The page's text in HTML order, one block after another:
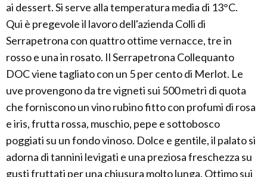
ai dessert. Si serve alla temperatura media di 13°C.
Qui è pregevole il lavoro dell'azienda Colli di
Serrapetrona con quattro ottime vernacce, tre in
rosso e una in rosato. Il Serrapetrona Collequanto
DOC viene tagliato con un 5 per cento di Merlot. Le
uve provengono da tre vigneti sui 500 metri di quota
che forniscono un vino rubino fitto con profumi di rosa
e iris, frutta rossa, muschio, pepe e sottobosco
poggiati su un fondo vinoso. Dolce e gentile, il palato si
adorna di tannini levigati e una preziosa freschezza su
gusti fruttati per una chiusura molto lunga. Ottimo sui